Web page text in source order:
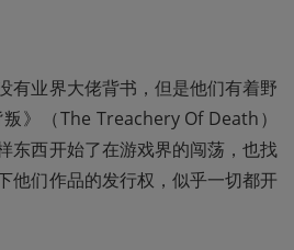
有业界大佬背书，但是他们有着野
》（The Treachery Of Death）
东西开始了在游戏界的闯荡，也找
他们作品的发行权，似乎一切都开